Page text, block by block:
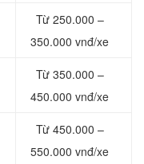
Từ 250.000 –
350.000 vnđ/xe
Từ 350.000 –
450.000 vnđ/xe
Từ 450.000 –
550.000 vnđ/xe